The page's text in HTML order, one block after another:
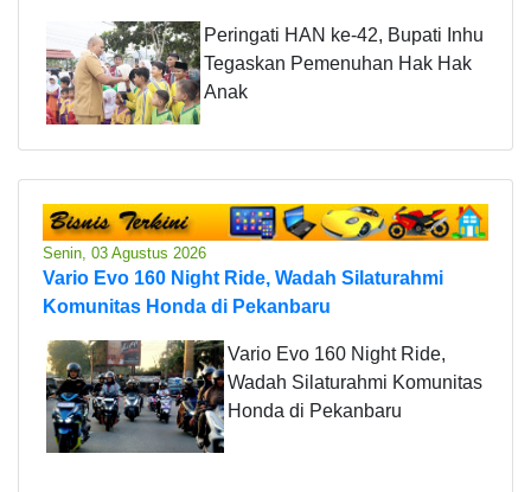
Peringati HAN ke-42, Bupati Inhu
Tegaskan Pemenuhan Hak Hak
Anak
Senin, 03 Agustus 2026
Vario Evo 160 Night Ride, Wadah Silaturahmi
Komunitas Honda di Pekanbaru
Vario Evo 160 Night Ride,
Wadah Silaturahmi Komunitas
Honda di Pekanbaru